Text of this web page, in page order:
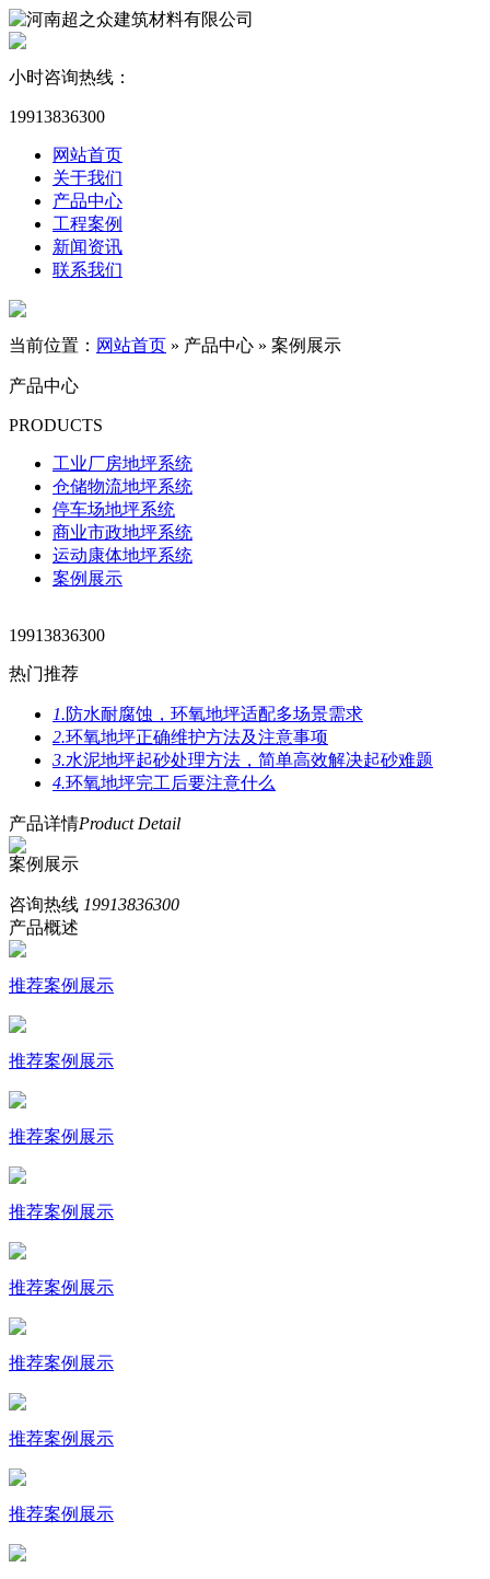
小时咨询热线：
19913836300
网站首页
关于我们
产品中心
工程案例
新闻资讯
联系我们
当前位置： 网站首页 » 产品中心 » 案例展示
产品中心
PRODUCTS
工业厂房地坪系统
仓储物流地坪系统
停车场地坪系统
商业市政地坪系统
运动康体地坪系统
案例展示
19913836300
热门推荐
1.防水耐腐蚀，环氧地坪适配多场景需求
2.环氧地坪正确维护方法及注意事项
3.水泥地坪起砂处理方法，简单高效解决起砂难题
4.环氧地坪完工后要注意什么
产品详情Product Detail
案例展示
咨询热线 19913836300
产品概述
推荐案例展示
推荐案例展示
推荐案例展示
推荐案例展示
推荐案例展示
推荐案例展示
推荐案例展示
推荐案例展示